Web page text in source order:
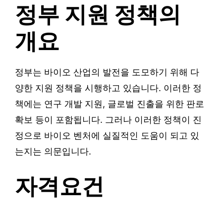
정부 지원 정책의
개요
정부는 바이오 산업의 발전을 도모하기 위해 다
양한 지원 정책을 시행하고 있습니다. 이러한 정
책에는 연구 개발 지원, 글로벌 진출을 위한 판로
확보 등이 포함됩니다. 그러나 이러한 정책이 진
정으로 바이오 벤처에 실질적인 도움이 되고 있
는지는 의문입니다.
자격요건